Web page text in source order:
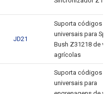
JD21
Suporta códigos
universais para
Bush Z31218 de
agrícolas
Suporta códigos
universais para